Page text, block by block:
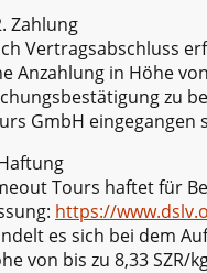
Zahlung
Vertragsabschluss
Anzahlung in Höhe
zu
GmbH eingegangen
Tours haftet für
https://
es sich bei dem
von bis zu 8,33 SZR/